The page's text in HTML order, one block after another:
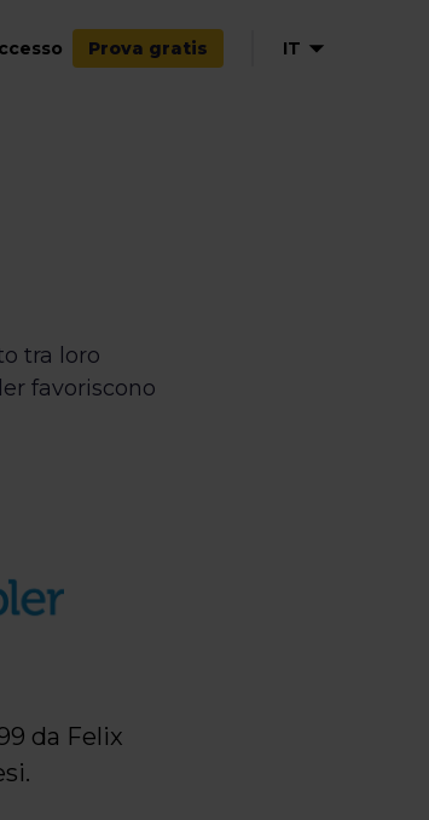
Prova gratis IT
tra loro
favoriscono
da Felix